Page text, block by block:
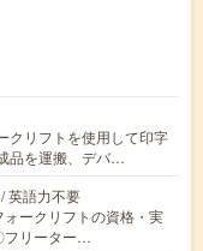
クリフトを使用して印字
品を運搬、デバ…
英語力不要
ォークリフトの資格・実
フリーター…